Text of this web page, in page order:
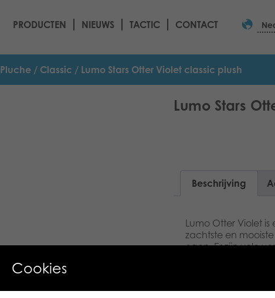
PRODUCTEN NIEUWS TACTIC CONTACT
Pluche / Classic / Lumo Stars Otter Violet classic plush
Lumo Stars
Beschrijving
Lumo Otter Violet is
zachtste en
ogen. Er zijn vele
allemaal.
Cookies